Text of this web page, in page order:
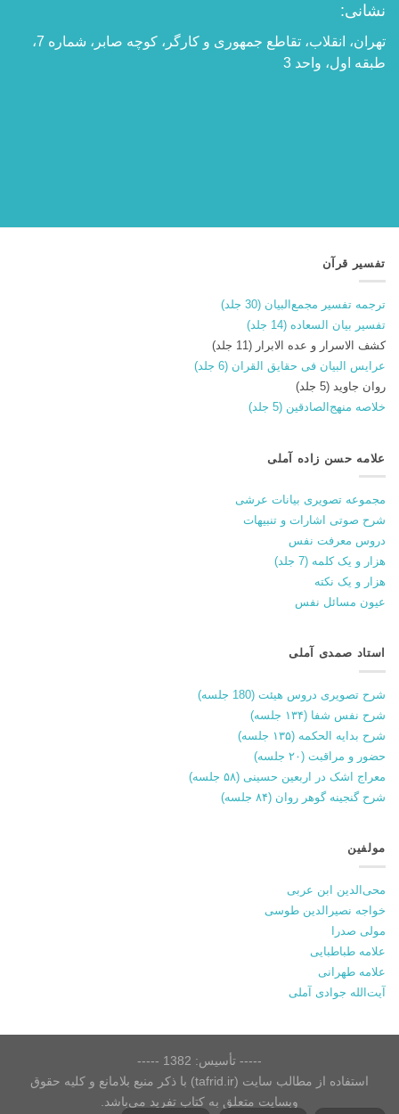
نشانی:
تهران، انقلاب، تقاطع جمهوری و کارگر، کوچه صابر، شماره 7،
طبقه اول، واحد 3
تفسیر قرآن
ترجمه تفسیر مجمع‌البیان (30 جلد)
تفسیر بیان السعاده (14 جلد)
کشف الاسرار و عده الابرار (11 جلد)
عرایس البیان فی حقایق القران (6 جلد)
روان جاوید (5 جلد)
خلاصه منهج‌الصادقین (5 جلد)
علامه حسن زاده آملی
مجموعه تصویری بیانات عرشی
شرح صوتی اشارات و تنبیهات
دروس معرفت نفس
هزار و یک کلمه (7 جلد)
هزار و یک نکته
عیون مسائل نفس
استاد صمدی آملی
شرح تصویری دروس هیئت (180 جلسه)
شرح نفس شفا (۱۳۴ جلسه)
شرح بدایه الحکمه (۱۳۵ جلسه)
حضور و مراقبت (۲۰ جلسه)
معراج اشک در اربعین حسینی (۵۸ جلسه)
شرح گنجینه گوهر روان (۸۴ جلسه)
مولفین
محی‌الدین ابن عربی
خواجه نصیرالدین طوسی
مولی صدرا
علامه طباطبایی
علامه طهرانی
آیت‌الله جوادی آملی
----- تأسیس: 1382 -----
استفاده از مطالب سایت (tafrid.ir) با ذکر منبع بلامانع و کلیه حقوق
وبسایت متعلق به کتاب تفرید می‌باشد.